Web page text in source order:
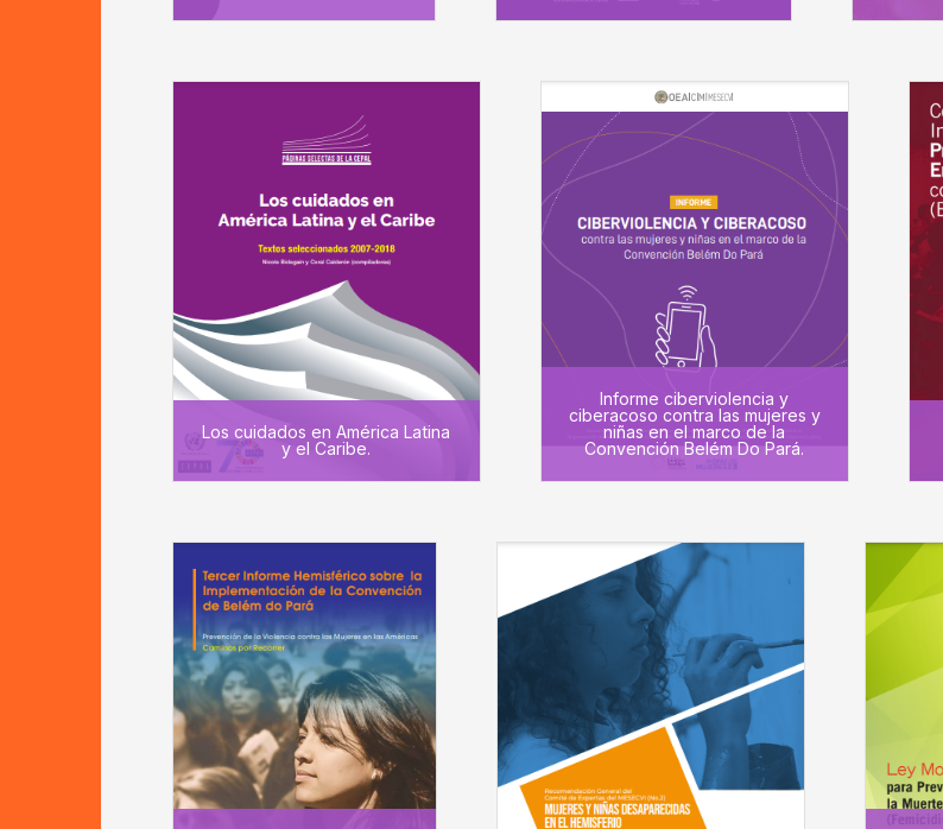
Los cuidados en América Latina
y el Caribe.
Informe ciberviolencia y
ciberacoso contra las mujeres y
niñas en el marco de la
Convención Belém Do Pará.